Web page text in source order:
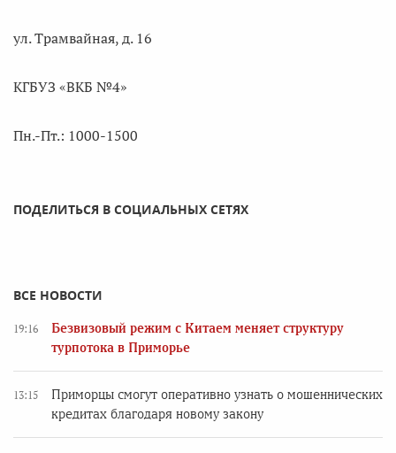
ул. Трамвайная, д. 16
КГБУЗ «ВКБ №4»
Пн.-Пт.: 1000-1500
ПОДЕЛИТЬСЯ В СОЦИАЛЬНЫХ СЕТЯХ
ВСЕ НОВОСТИ
19:16
Безвизовый режим с Китаем меняет структуру
турпотока в Приморье
13:15
Приморцы смогут оперативно узнать о мошеннических
кредитах благодаря новому закону